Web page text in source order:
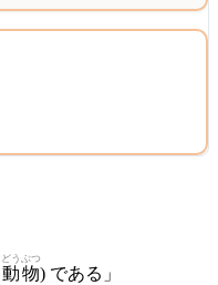
動物
どうぶつ
) である」